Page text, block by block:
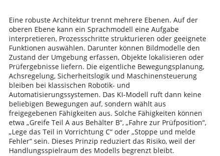
Eine robuste Architektur trennt mehrere Ebenen. Auf der
oberen Ebene kann ein Sprachmodell eine Aufgabe
interpretieren, Prozessschritte strukturieren oder geeignete
Funktionen auswählen. Darunter können Bildmodelle den
Zustand der Umgebung erfassen, Objekte lokalisieren oder
Prüfergebnisse liefern. Die eigentliche Bewegungsplanung,
Achsregelung, Sicherheitslogik und Maschinensteuerung
bleiben bei klassischen Robotik- und
Automatisierungssystemen. Das KI-Modell ruft dann keine
beliebigen Bewegungen auf, sondern wählt aus
freigegebenen Fähigkeiten aus. Solche Fähigkeiten können
etwa „Greife Teil A aus Behälter B“, „Fahre zur Prüfposition“,
„Lege das Teil in Vorrichtung C“ oder „Stoppe und melde
Fehler“ sein. Dieses Prinzip reduziert das Risiko, weil der
Handlungsspielraum des Modells begrenzt bleibt.